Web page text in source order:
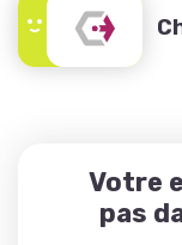
Votre
pas